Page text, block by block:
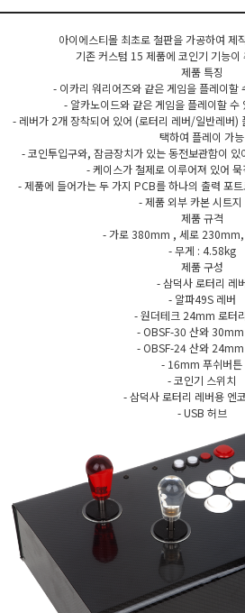
아이에스티몰 최초로 철판을 가공하여 제
기존 커스텀 15 제품에 코인기 기능이
제품 특징
- 이카리 워리어즈와 같은 게임을 플레이할
- 알카노이드와 같은 게임을 플레이할 수
- 레버가 2개 장착되어 있어 (로터리 레버/일반레버)
택하여 플레이 가능
- 코인투입구와, 잠금장치가 있는 동전보관함이
- 케이스가 철제로 이루어져 있어
- 제품에 들어가는 두 가지 PCB를 하나의 출력 포
- 제품 외부 카본 시트지
제품 규격
- 가로 380mm , 세로
- 무게 : 4.58kg
제품 구성
- 삼덕사 로터리 레
- 알파49S 레버
- 원더테크 24mm 로터
- OBSF-30 산와
- OBSF-24 산와
- 16mm 푸쉬버튼
- 코인기 스위치
- 삼덕사 로터리 레버용 엔
- USB 허브